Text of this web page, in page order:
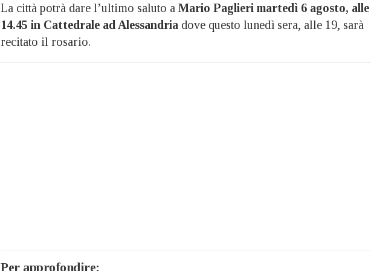
La città potrà dare l’ultimo saluto a Mario Paglieri martedì 6 agosto, alle
14.45 in Cattedrale ad Alessandria dove questo lunedì sera, alle 19, sarà
recitato il rosario.
Per approfondire: